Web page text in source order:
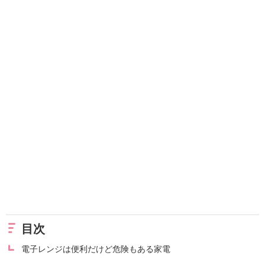
目次
電子レンジは便利だけど危険もある家電